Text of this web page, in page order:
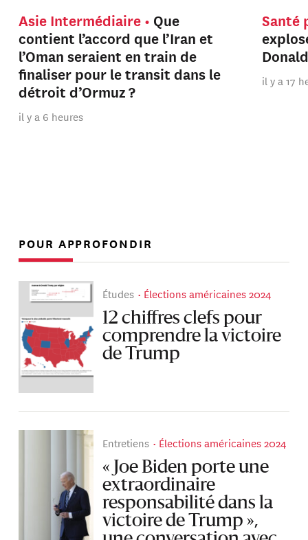
Asie Intermédiaire
Que
contient l’accord que l’Iran et
l’Oman seraient en train de
finaliser pour le transit dans le
détroit d’Ormuz ?
il y a 6 heures
Santé
il y a 17
POUR APPROFONDIR
Études Élections américaines 2024
12 chiffres clefs pour
comprendre la victoire
de Trump
Entretiens Élections américaines 2024
« Joe Biden porte une
extraordinaire
responsabilité dans la
victoire de Trump »,